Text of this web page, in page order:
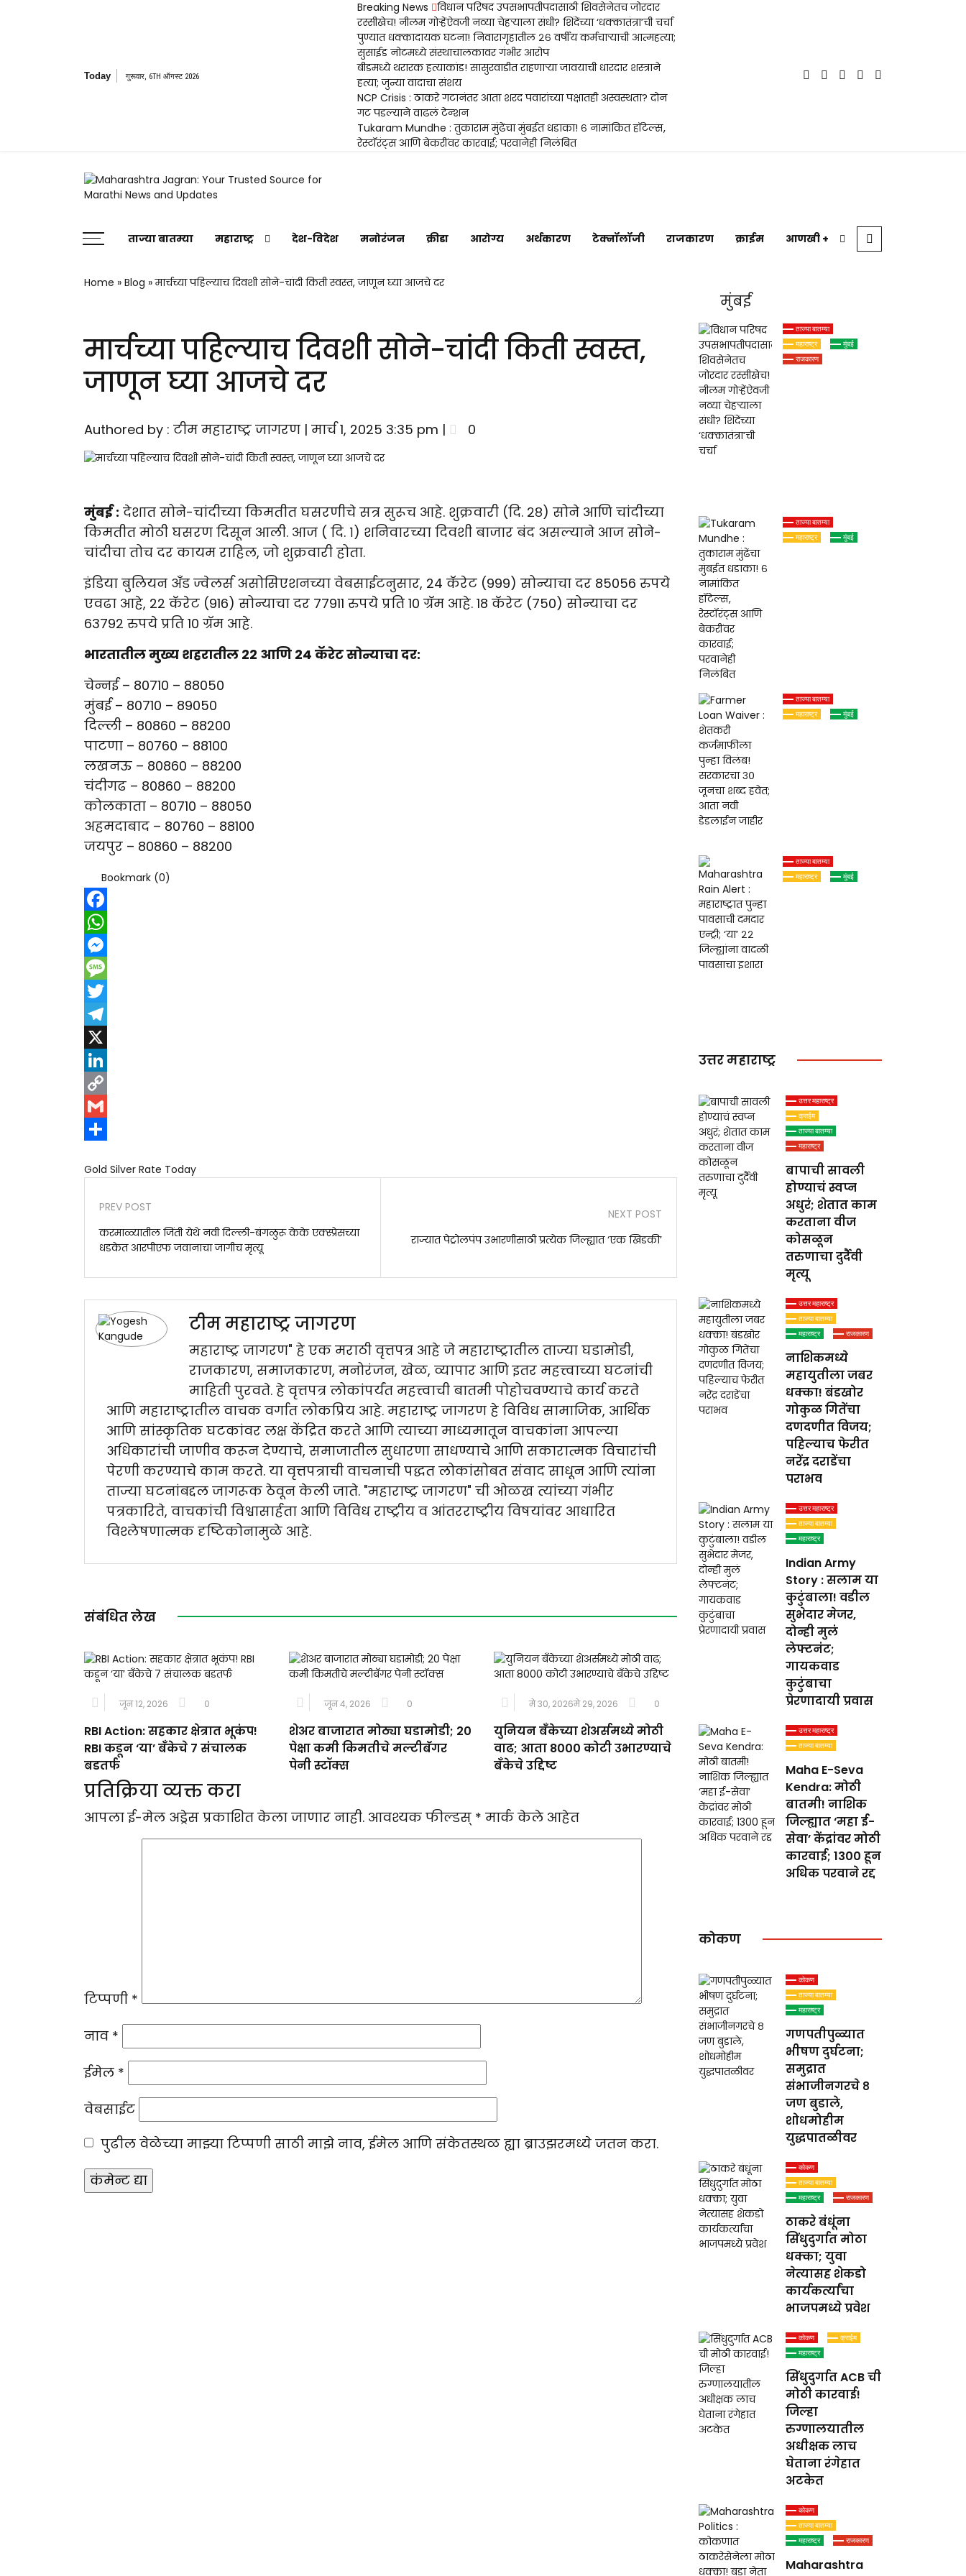
Today गुरूवार, 6TH ऑगस्ट 2026
Breaking News
विधान परिषद उपसभापतीपदासाठी शिवसेनेतच जोरदार
रस्सीखेच! नीलम गोऱ्हेंऐवजी नव्या चेहऱ्याला संधी? शिंदेंच्या ‘धक्कातंत्रा’ची चर्चा
पुण्यात धक्कादायक घटना! निवारागृहातील २६ वर्षीय कर्मचाऱ्याची आत्महत्या;
सुसाईड नोटमध्ये संस्थाचालकावर गंभीर आरोप
बीडमध्ये थरारक हत्याकांड! सासुरवाडीत राहणाऱ्या जावयाची धारदार शस्त्राने
हत्या; जुन्या वादाचा संशय
NCP Crisis : ठाकरे गटानंतर आता शरद पवारांच्या पक्षातही अस्वस्थता? दोन
गट पडल्याने वाढलं टेन्शन
Tukaram Mundhe : तुकाराम मुंढेंचा मुंबईत धडाका! ६ नामांकित हॉटेल्स,
रेस्टॉरंट्स आणि बेकरींवर कारवाई; परवानेही निलंबित
Marathi
Companion for the Latest News
ताज्या बातम्या महाराष्ट्र देश-विदेश मनोरंजन क्रीडा आरोग्य अर्थकारण टेक्नॉलॉजी राजकारण क्राईम आणखी +
Home » Blog »मार्चच्या पहिल्याच दिवशी सोने-चांदी किती स्वस्त, जाणून घ्या आजचे दर
मार्चच्या पहिल्याच दिवशी सोने-चांदी किती स्वस्त,
जाणून घ्या आजचे दर
Authored by : टीम महाराष्ट्र जागरण | मार्च 1, 2025 3:35 pm | 0
मुंबई : देशात सोने-चांदीच्या किमतीत घसरणीचे सत्र सुरूच आहे. शुक्रवारी (दि. २८) सोने आणि चांदीच्या
किमतीत मोठी घसरण दिसून आली. आज ( दि. १) शनिवारच्या दिवशी बाजार बंद असल्याने आज सोने-
चांदीचा तोच दर कायम राहिल, जो शुक्रवारी होता.
इंडिया बुलियन अँड ज्वेलर्स असोसिएशनच्या वेबसाईटनुसार, 24 कॅरेट (999) सोन्याचा दर 85056 रुपये
एवढा आहे, 22 कॅरेट (916) सोन्याचा दर 77911 रुपये प्रति 10 ग्रॅम आहे. 18 कॅरेट (750) सोन्याचा दर
63792 रुपये प्रति 10 ग्रॅम आहे.
भारतातील मुख्य शहरातील 22 आणि 24 कॅरेट सोन्याचा दर:
चेन्नई – 80710 – 88050
मुंबई – 80710 – 89050
दिल्ली – 80860 – 88200
पाटणा – 80760 – 88100
लखनऊ – 80860 – 88200
चंदीगढ – 80860 – 88200
कोलकाता – 80710 – 88050
अहमदाबाद – 80760 – 88100
जयपुर – 80860 – 88200
Bookmark (0)
Facebook
WhatsApp
Messenger
Message
Twitter
Telegram
X
LinkedIn
Copy
Link
Gmail
Gold Silver Rate Today
PREV POST
करमाळ्यातील जिंती येथे नवी दिल्ली-बंगळुरू केके एक्स्प्रेसच्या
धडकेत आरपीएफ जवानाचा जागीच मृत्यू
NEXT POST
राज्यात पेट्रोलपंप उभारणीसाठी प्रत्येक जिल्ह्यात ‘एक खिडकी’
टीम महाराष्ट्र जागरण
महाराष्ट्र जागरण" हे एक मराठी वृत्तपत्र आहे जे महाराष्ट्रातील ताज्या घडामोडी,
राजकारण, समाजकारण, मनोरंजन, खेळ, व्यापार आणि इतर महत्त्वाच्या घटनांची
माहिती पुरवते. हे वृत्तपत्र लोकांपर्यंत महत्त्वाची बातमी पोहोचवण्याचे कार्य करते
आणि महाराष्ट्रातील वाचक वर्गात लोकप्रिय आहे. महाराष्ट्र जागरण हे विविध सामाजिक, आर्थिक
आणि सांस्कृतिक घटकांवर लक्ष केंद्रित करते आणि त्याच्या माध्यमातून वाचकांना आपल्या
अधिकारांची जाणीव करून देण्याचे, समाजातील सुधारणा साधण्याचे आणि सकारात्मक विचारांची
पेरणी करण्याचे काम करते. या वृत्तपत्राची वाचनाची पद्धत लोकांसोबत संवाद साधून आणि त्यांना
ताज्या घटनांबद्दल जागरूक ठेवून केली जाते. "महाराष्ट्र जागरण" ची ओळख त्यांच्या गंभीर
पत्रकारिते, वाचकांची विश्वासार्हता आणि विविध राष्ट्रीय व आंतरराष्ट्रीय विषयांवर आधारित
विश्लेषणात्मक दृष्टिकोनामुळे आहे.
संबंधित लेख
जून 12, 2026 0
RBI Action: सहकार क्षेत्रात भूकंप!
RBI कडून ‘या’ बँकेचे 7 संचालक
बडतर्फ
जून 4, 2026 0
शेअर बाजारात मोठ्या घडामोडी; 20
पेक्षा कमी किमतीचे मल्टीबॅगर
पेनी स्टॉक्स
मे 30, 2026मे 29, 2026 0
युनियन बँकेच्या शेअर्समध्ये मोठी
वाढ; आता 8000 कोटी उभारण्याचे
बँकेचे उद्दिष्ट
प्रतिक्रिया व्यक्त करा
आपला ई-मेल अड्रेस प्रकाशित केला जाणार नाही. आवश्यक फील्डस् * मार्क केले आहेत
टिप्पणी *
नाव *
ईमेल *
वेबसाईट
पुढील वेळेच्या माझ्या टिप्पणी साठी माझे नाव, ईमेल आणि संकेतस्थळ ह्या ब्राउझरमध्ये जतन करा.
मुंबई
ताज्या बातम्या
महाराष्ट्र
मुंबई
राजकारण
ताज्या बातम्या
महाराष्ट्र
मुंबई
ताज्या बातम्या
महाराष्ट्र
मुंबई
ताज्या बातम्या
महाराष्ट्र
मुंबई
उत्तर महाराष्ट्र
उत्तर महाराष्ट्र
क्राईम
ताज्या बातम्या
महाराष्ट्र
बापाची सावली
होण्याचं स्वप्न
अधुरं; शेतात काम
करताना वीज
कोसळून
तरुणाचा दुर्दैवी
मृत्यू
उत्तर महाराष्ट्र
ताज्या बातम्या
महाराष्ट्र
राजकारण
नाशिकमध्ये
महायुतीला जबर
धक्का! बंडखोर
गोकुळ गितेंचा
दणदणीत विजय;
पहिल्याच फेरीत
नरेंद्र दराडेंचा
पराभव
उत्तर महाराष्ट्र
ताज्या बातम्या
महाराष्ट्र
Indian Army
Story : सलाम या
कुटुंबाला! वडील
सुभेदार मेजर,
दोन्ही मुलं
लेफ्टनंट;
गायकवाड
कुटुंबाचा
प्रेरणादायी प्रवास
उत्तर महाराष्ट्र
ताज्या बातम्या
Maha E-Seva
Kendra: मोठी
बातमी! नाशिक
जिल्ह्यात ‘महा ई-
सेवा’ केंद्रांवर मोठी
कारवाई; 1300 हून
अधिक परवाने रद्द
कोकण
कोकण
ताज्या बातम्या
महाराष्ट्र
गणपतीपुळ्यात
भीषण दुर्घटना;
समुद्रात
संभाजीनगरचे ८
जण बुडाले,
शोधमोहीम
युद्धपातळीवर
कोकण
ताज्या बातम्या
महाराष्ट्र
राजकारण
ठाकरे बंधूंना
सिंधुदुर्गात मोठा
धक्का; युवा
नेत्यासह शेकडो
कार्यकर्त्यांचा
भाजपमध्ये प्रवेश
कोकण
क्राईम
महाराष्ट्र
सिंधुदुर्गात ACB ची
मोठी कारवाई!
जिल्हा
रुग्णालयातील
अधीक्षक लाच
घेताना रंगेहात
अटकेत
कोकण
ताज्या बातम्या
महाराष्ट्र
राजकारण
Maharashtra